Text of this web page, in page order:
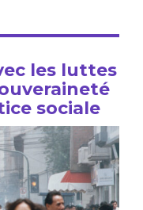
les luttes
sociale